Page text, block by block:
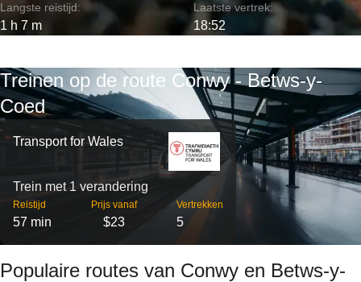
Langste reistijd:
1 h 7 m
Laatste vertrek:
18:52
Treinen op de route Conwy - Betws-y-
Coed
Transport for Wales
Trein met 1 verandering
Reistijd
57 min
Prijs vanaf
$23
Vertrekken
5
Populaire routes van Conwy en Betws-y-